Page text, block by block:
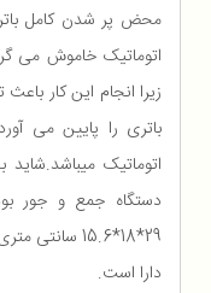
محض پر شدن کامل
اتوماتیک خاموش می
زیرا انجام این کار
باتری را پایین می
اتوماتیک
دستگاه جمع و جور
29*18*15.6
دارا است.